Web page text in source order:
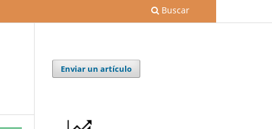
Buscar
Enviar un artículo